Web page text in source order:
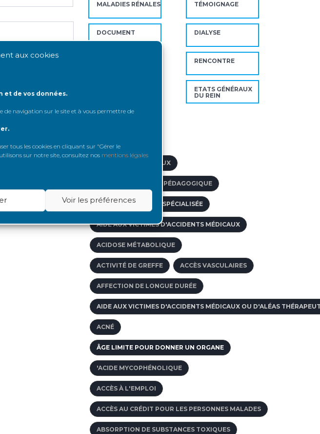
aux cookies
et de vos données.
de navigation sur le site et à vous permettre de
tous les cookies en cliquant sur "Gérer le
sur notre site, consultez nos mentions légales
Voir les préférences
MALADIES RÉNALES TÉMOIGNAGE
DOCUMENT DIALYSE
RENCONTRE
ETATS GÉNÉRAUX
DU REIN
ACTES PARAMÉDICAUX
ACCOMPAGNEMENT PÉDAGOGIQUE
AGENCE DE VOYAGE SPÉCIALISÉE
AIDE AUX VICTIMES D'ACCIDENTS MÉDICAUX
ACIDOSE MÉTABOLIQUE
ACTIVITÉ DE GREFFE ACCÈS VASCULAIRES
AFFECTION DE LONGUE DURÉE
AIDE AUX VICTIMES D'ACCIDENTS MÉDICAUX OU D'ALÉAS
ACNÉ
ÂGE LIMITE POUR DONNER UN ORGANE
'ACIDE MYCOPHÉNOLIQUE
ACCÈS À L'EMPLOI
ACCÈS AU CRÉDIT POUR LES PERSONNES MALADES
ABSORPTION DE SUBSTANCES TOXIQUES